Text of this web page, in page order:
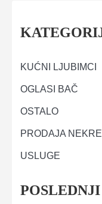
KUĆNI LJUBIMCI
OGLASI BAČ
OSTALO
PRODAJA
USLUGE